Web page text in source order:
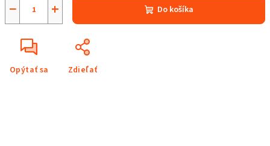
+
− Do košíka
Opýtať sa Zdieľať